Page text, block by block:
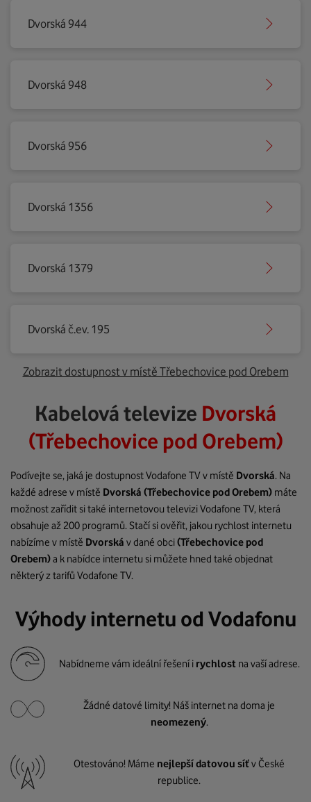
Dvorská 944
Dvorská 948
Dvorská 956
Dvorská 1356
Dvorská 1379
Dvorská č.ev. 195
Zobrazit dostupnost v místě Třebechovice pod Orebem
Kabelová televize Dvorská
(Třebechovice pod Orebem)
Podívejte se, jaká je dostupnost Vodafone TV v místě Dvorská. Na
každé adrese v místě Dvorská (Třebechovice pod Orebem) máte
možnost zařídit si také internetovou televizi Vodafone TV, která
obsahuje až 200 programů. Stačí si ověřit, jakou rychlost internetu
nabízíme v místě Dvorská v dané obci(Třebechovice pod
Orebem)a k nabídce internetu si můžete hned také objednat
některý z tarifů Vodafone TV.
Výhody internetu od Vodafonu
Nabídneme vám ideální řešení i rychlost na vaší adrese.
Žádné datové limity! Náš internet na doma je
neomezený.
Otestováno! Máme nejlepší datovou síťv České
republice.